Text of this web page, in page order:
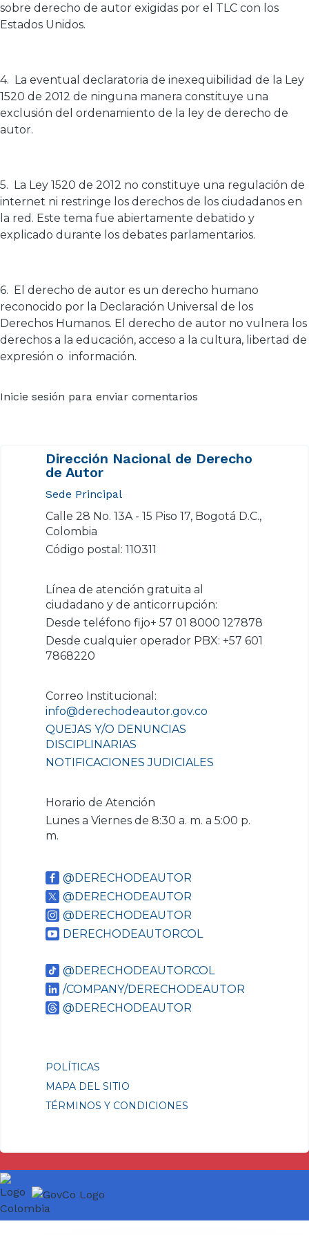
sobre derecho de autor exigidas por el TLC con los
Estados Unidos.
4. La eventual declaratoria de inexequibilidad de la Ley
1520 de 2012 de ninguna manera constituye una
exclusión del ordenamiento de la ley de derecho de
autor.
5. La Ley 1520 de 2012 no constituye una regulación de
internet ni restringe los derechos de los ciudadanos en
la red. Este tema fue abiertamente debatido y
explicado durante los debates parlamentarios.
6. El derecho de autor es un derecho humano
reconocido por la Declaración Universal de los
Derechos Humanos. El derecho de autor no vulnera los
derechos a la educación, acceso a la cultura, libertad de
expresión o información.
Inicie sesión para enviar comentarios
Dirección Nacional de Derecho
de Autor
Sede Principal
Calle 28 No. 13A - 15 Piso 17, Bogotá D.C.,
Colombia
Código postal: 110311
Línea de atención gratuita al
ciudadano y de anticorrupción:
Desde teléfono fijo+ 57 01 8000 127878
Desde cualquier operador PBX: +57 601
7868220
Correo Institucional:
info@derechodeautor.gov.co
QUEJAS Y/O DENUNCIAS
DISCIPLINARIAS
NOTIFICACIONES JUDICIALES
Horario de Atención
Lunes a Viernes de 8:30 a. m. a 5:00 p.
m.
@DERECHODEAUTOR
@DERECHODEAUTOR
@DERECHODEAUTOR
DERECHODEAUTORCOL
@DERECHODEAUTORCOL
/COMPANY/DERECHODEAUTOR
@DERECHODEAUTOR
POLÍTICAS
MAPA DEL SITIO
TÉRMINOS Y CONDICIONES